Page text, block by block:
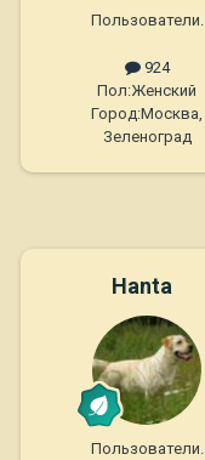
Пользователи.
924
Пол:Женский
Город:Москва,
Зеленоград
Hanta
Пользователи.